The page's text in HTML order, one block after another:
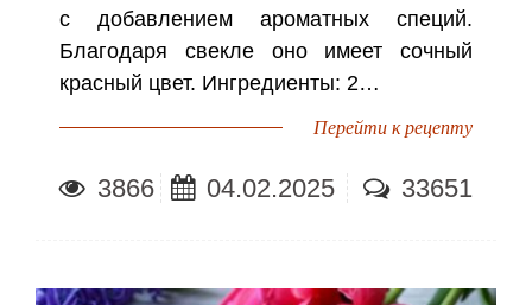
с добавлением ароматных специй.
Благодаря свекле оно имеет сочный
красный цвет. Ингредиенты: 2…
Перейти к рецепту
3866 04.02.2025 33651